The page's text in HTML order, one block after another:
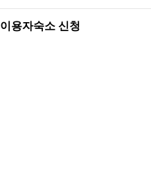
이용자숙소 신청